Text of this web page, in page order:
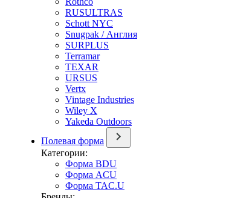
RUSULTRAS
Schott NYC
Snugpak / Англия
SURPLUS
Terramar
TEXAR
URSUS
Vertx
Vintage Industries
Wiley X
Yakeda Outdoors
Полевая форма
Категории:
Форма BDU
Форма ACU
Форма TAC.U